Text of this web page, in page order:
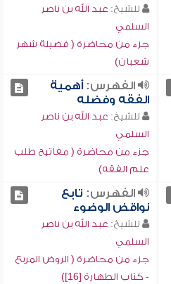
للشيخ: عبد الله بن ناصر
السلمي
جزء من محاضرة ( فضيلة شهر
شعبان)
الفهرس:أهمية
الفقه وفضله
للشيخ: عبد الله بن ناصر
السلمي
جزء من محاضرة ( مفاتيح طلب
علم الفقه)
الفهرس: تابع
نواقض الوضوء
للشيخ: عبد الله بن ناصر
السلمي
جزء من محاضرة ( الروض المربع
- كتاب الطهارة [16])